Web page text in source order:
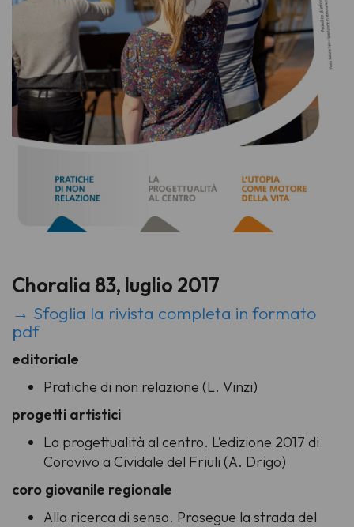
Choralia 83, luglio 2017
→ Sfoglia la rivista completa in formato
pdf
editoriale
Pratiche di non relazione (L. Vinzi)
progetti artistici
La progettualità al centro. L’edizione 2017 di
Corovivo a Cividale del Friuli (A. Drigo)
coro giovanile regionale
Alla ricerca di senso. Prosegue la strada del